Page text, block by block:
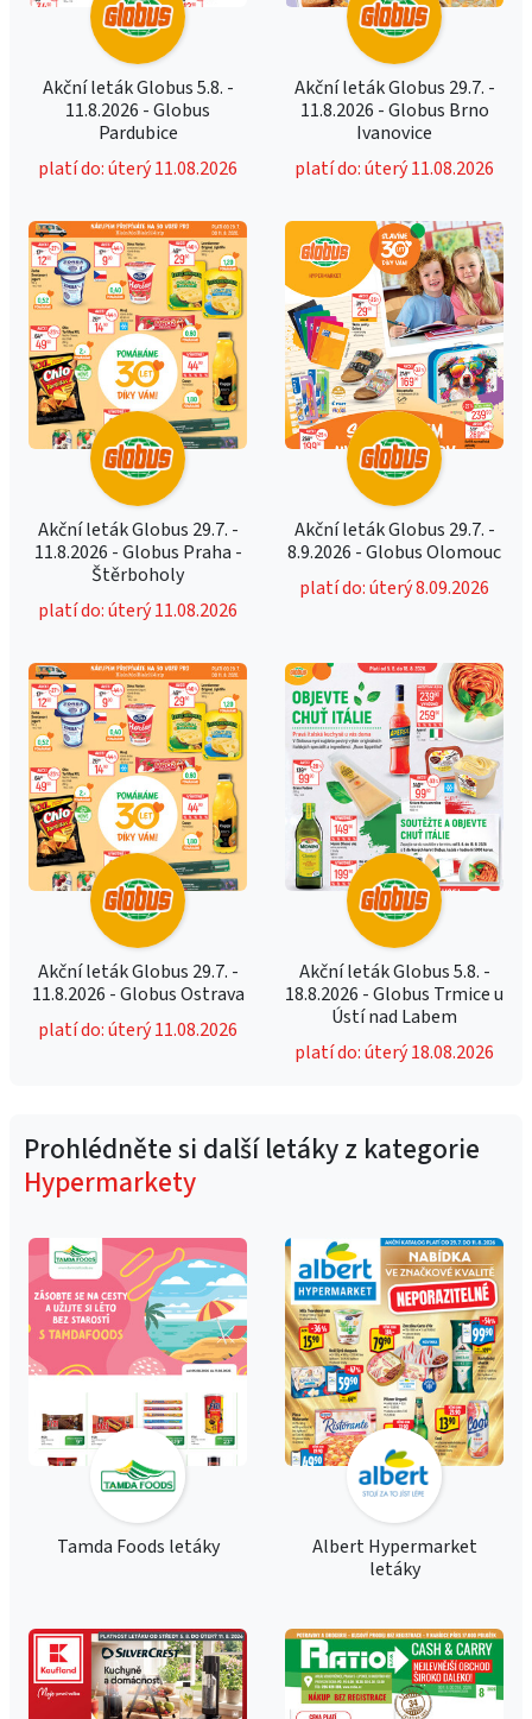
Akční leták Globus 5.8. -
11.8.2026 - Globus
Pardubice
platí do: úterý 11.08.2026
Akční leták Globus 29.7. -
11.8.2026 - Globus Brno
Ivanovice
platí do: úterý 11.08.2026
Akční leták Globus 29.7. -
11.8.2026 - Globus Praha -
Štěrboholy
platí do: úterý 11.08.2026
Akční leták Globus 29.7. -
8.9.2026 - Globus Olomouc
platí do: úterý 8.09.2026
Akční leták Globus 29.7. -
11.8.2026 - Globus Ostrava
platí do: úterý 11.08.2026
Akční leták Globus 5.8. -
18.8.2026 - Globus Trmice u
Ústí nad Labem
platí do: úterý 18.08.2026
Prohlédněte si další letáky z kategorie
Hypermarkety
Tamda Foods letáky
Albert Hypermarket
letáky